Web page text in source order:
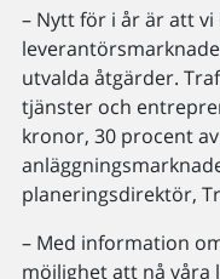
– Nytt för i år är att
utvalda åtgärder.
tjänster och
kronor, 30 procent
planeringsdirektör,
– Med information
möjlighet att nå våra